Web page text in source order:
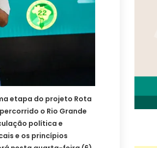
etapa do projeto Rota
o Rio Grande
política e
e os princípios